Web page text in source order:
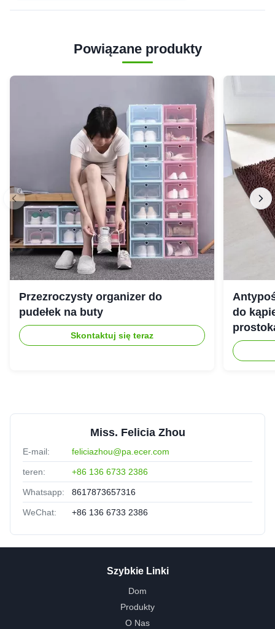
Powiązane produkty
Przezroczysty organizer do
pudełek na buty
Skontaktuj się teraz
do
Miss. Felicia Zhou
E-mail: feliciazhou@pa.ecer.com
teren: +86 136 6733 2386
Whatsapp: 8617873657316
WeChat: +86 136 6733 2386
Szybkie Linki
Dom
Produkty
O Nas